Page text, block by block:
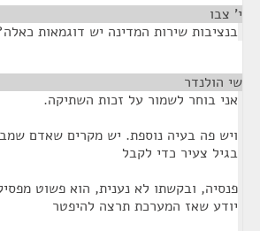
י' צבו
בנציבות שירות המדינה יש דוגמאות
שי הולנדר
אני בוחר לשמור על זכות השתיקה.
ויש פה בעיה נוספת. יש מקרים שאדם
בגיל צעיר כדי לקבל
פנסיה, ובקשתו לא נענית, הוא פשוט
יודע שאז המערכת תרצה להיפטר